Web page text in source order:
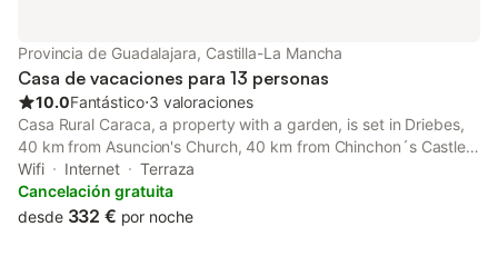
Provincia de Guadalajara, Castilla-La Mancha
Casa de vacaciones para 13 personas
10.0Fantástico⋅3 valoraciones
Casa Rural Caraca, a property with a garden, is set in Driebes,
40 km from Asuncion's Church, 40 km from Chinchon´s Castle,
as well as 40 km from Plaza Mayor Chinchon.
Wifi Internet
Terraza
Cancelación gratuita
desde 332 € por noche